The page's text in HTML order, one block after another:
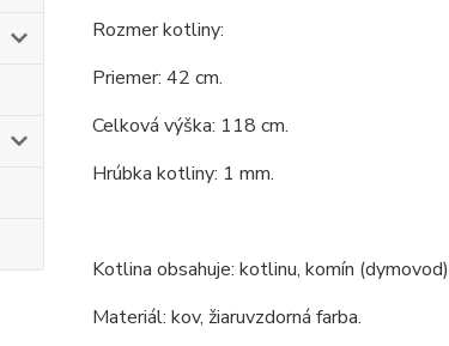
Rozmer kotliny:
Priemer: 42 cm.
Celková výška: 118 cm.
Hrúbka kotliny: 1 mm.
Kotlina obsahuje: kotlinu, komín
Materiál: kov, žiaruvzdorná farba.